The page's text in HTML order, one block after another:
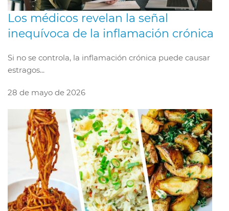
Los médicos revelan la señal
inequívoca de la inflamación crónica
Si no se controla, la inflamación crónica puede causar
estragos...
28 de mayo de 2026